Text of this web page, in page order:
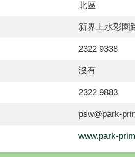
北區
新界上水彩園
2322 9338
沒有
2322 9883
psw@park-
www.park-